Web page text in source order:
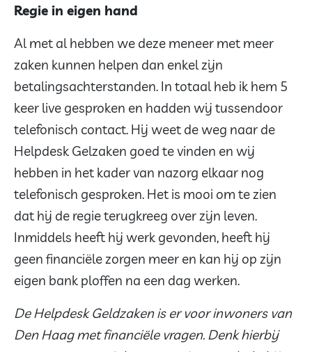
Regie in eigen hand
Al met al hebben we deze meneer met meer
zaken kunnen helpen dan enkel zijn
betalingsachterstanden. In totaal heb ik hem 5
keer live gesproken en hadden wij tussendoor
telefonisch contact. Hij weet de weg naar de
Helpdesk Gelzaken goed te vinden en wij
hebben in het kader van nazorg elkaar nog
telefonisch gesproken. Het is mooi om te zien
dat hij de regie terugkreeg over zijn leven.
Inmiddels heeft hij werk gevonden, heeft hij
geen financiële zorgen meer en kan hij op zijn
eigen bank ploffen na een dag werken.
De Helpdesk Geldzaken is er voor inwoners van
Den Haag met financiële vragen. Denk hierbij